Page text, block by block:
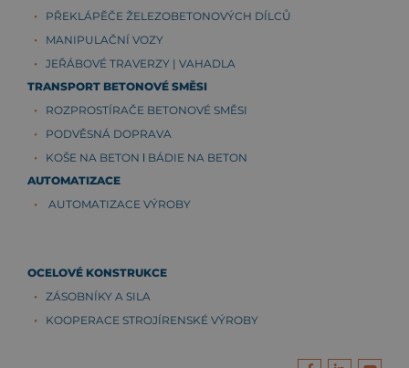
PŘEKLÁPĚČE ŽELEZOBETONOVÝCH DÍLCŮ
MANIPULAČNÍ VOZY
JEŘÁBOVÉ TRAVERZY | VAHADLA
TRANSPORT BETONOVÉ SMĚSI
ROZPROSTÍRAČE BETONOVÉ SMĚSI
PODVĚSNÁ DOPRAVA
KOŠE NA BETON ǀ BÁDIE NA BETON
AUTOMATIZACE
AUTOMATIZACE VÝROBY
OCELOVÉ KONSTRUKCE
ZÁSOBNÍKY A SILA
KOOPERACE STROJÍRENSKÉ VÝROBY